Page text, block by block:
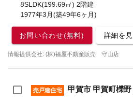
8SLDK(199.69㎡) 2階建
1977年3月(築49年6ヶ月)
お問い合わせ(無料) 詳細を
情報提供会社: (株)福屋不動産販売 守山店
売戸建住宅 甲賀市 甲賀町櫟